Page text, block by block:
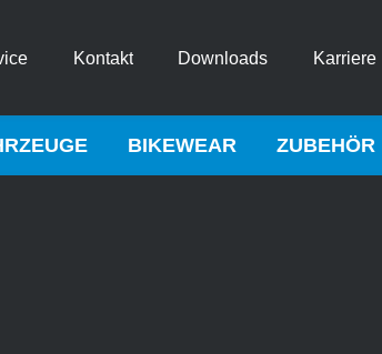
Kontakt Downloads Karriere
BIKEWEAR ZUBEHÖR